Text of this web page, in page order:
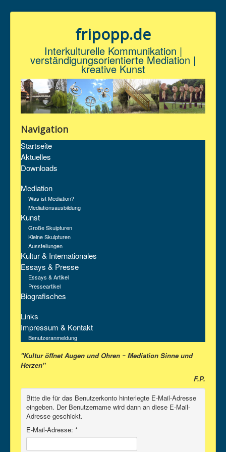
fripopp.de
Interkulturelle Kommunikation |
verständigungsorientierte Mediation |
kreative Kunst
Navigation
Startseite
Aktuelles
Downloads
Mediation
Was ist Mediation?
Mediationsausbildung
Kunst
Große Skulpturen
Kleine Skulpturen
Ausstellungen
Kultur & Internationales
Essays & Presse
Essays & Artikel
Presseartikel
Biografisches
Links
Impressum & Kontakt
Benutzeranmeldung
"Kultur öffnet Augen und Ohren – Mediation Sinne und
Herzen"
F.P.
Bitte die für das Benutzerkonto hinterlegte E-Mail-Adresse
eingeben. Der Benutzername wird dann an diese E-Mail-
Adresse geschickt.
E-Mail-Adresse: *